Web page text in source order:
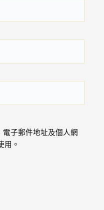
電子郵件地址及個人網
用。